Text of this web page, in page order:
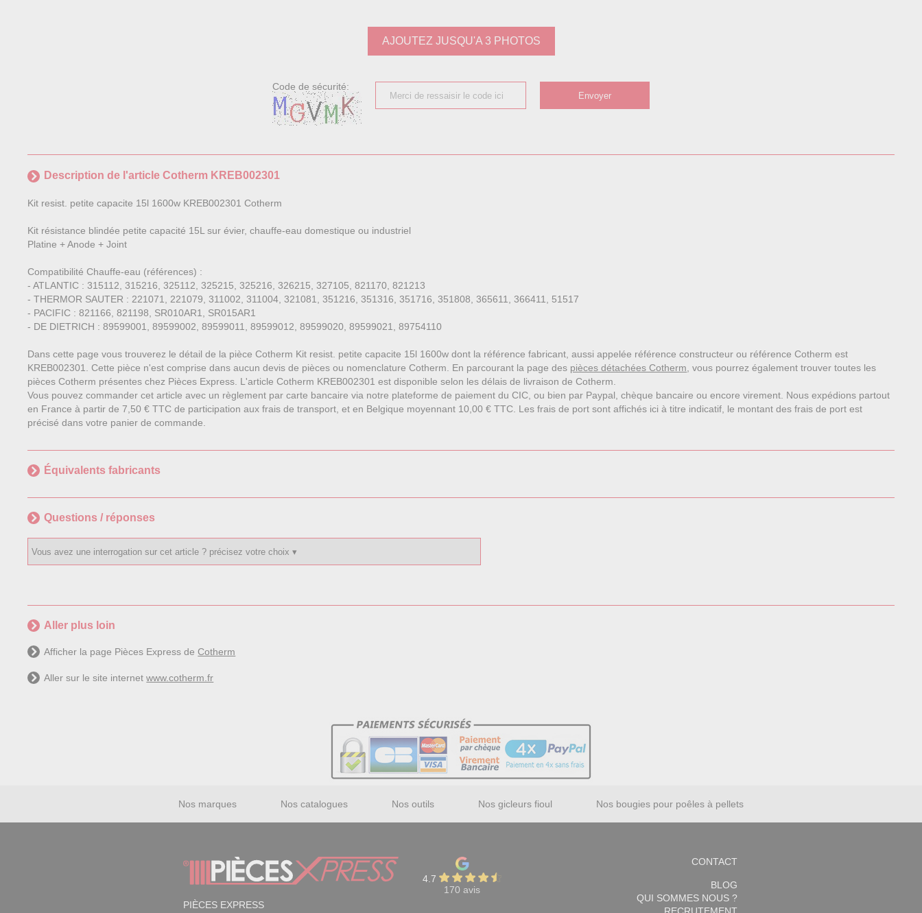
AJOUTEZ JUSQU'A 3 PHOTOS
Code de sécurité:
Description de l'article Cotherm KREB002301
Kit resist. petite capacite 15l 1600w KREB002301 Cotherm
Kit résistance blindée petite capacité 15L sur évier, chauffe-eau domestique ou industriel
Platine + Anode + Joint
Compatibilité Chauffe-eau (références) :
- ATLANTIC : 315112, 315216, 325112, 325215, 325216, 326215, 327105, 821170, 821213
- THERMOR SAUTER : 221071, 221079, 311002, 311004, 321081, 351216, 351316, 351716, 351808, 365611, 366411, 51517
- PACIFIC : 821166, 821198, SR010AR1, SR015AR1
- DE DIETRICH : 89599001, 89599002, 89599011, 89599012, 89599020, 89599021, 89754110
Dans cette page vous trouverez le détail de la pièce Cotherm Kit resist. petite capacite 15l 1600w dont la référence fabricant, aussi appelée référence constructeur ou référence Cotherm est
KREB002301. Cette pièce n'est comprise dans aucun devis de pièces ou nomenclature Cotherm. En parcourant la page des pièces détachées Cotherm , vous pourrez également trouver toutes les
pièces Cotherm présentes chez Pièces Express. L'article Cotherm KREB002301 est disponible selon les délais de livraison de Cotherm.
Vous pouvez commander cet article avec un règlement par carte bancaire via notre plateforme de paiement du CIC, ou bien par Paypal, chèque bancaire ou encore virement. Nous expédions partout
en France à partir de 7,50 € TTC de participation aux frais de transport, et en Belgique moyennant 10,00 € TTC. Les frais de port sont affichés ici à titre indicatif, le montant des frais de port est
précisé dans votre panier de commande.
Équivalents fabricants
Questions / réponses
Aller plus loin
Afficher la page Pièces Express deCotherm
Aller sur le site internetwww.cotherm.fr
Nos marques Nos catalogues Nos outils Nos gicleurs fioul Nos bougies pour poêles à pellets
PIÈCES EXPRESS
4.7
170 avis
CONTACT
BLOG
QUI SOMMES NOUS ?